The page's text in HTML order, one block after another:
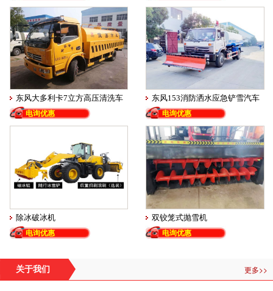
东风大多利卡7立方高压清洗车
电询优惠
东风153消防洒水应急铲雪汽车
电询优惠
除冰破冰机
电询优惠
双铰笼式抛雪机
电询优惠
关于我们 更多>>